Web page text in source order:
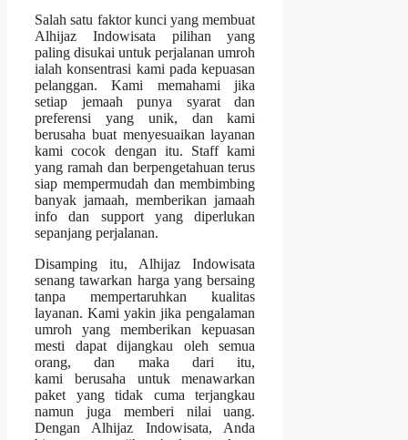
Salah satu faktor kunci yang membuat
Alhijaz Indowisata pilihan yang
paling disukai untuk perjalanan umroh
ialah konsentrasi kami pada kepuasan
pelanggan. Kami memahami jika
setiap jemaah punya syarat dan
preferensi yang unik, dan kami
berusaha buat menyesuaikan layanan
kami cocok dengan itu. Staff kami
yang ramah dan berpengetahuan terus
siap mempermudah dan membimbing
banyak jamaah, memberikan jamaah
info dan support yang diperlukan
sepanjang perjalanan.
Disamping itu, Alhijaz Indowisata
senang tawarkan harga yang bersaing
tanpa mempertaruhkan kualitas
layanan. Kami yakin jika pengalaman
umroh yang memberikan kepuasan
mesti dapat dijangkau oleh semua
orang, dan maka dari itu,
kami berusaha untuk menawarkan
paket yang tidak cuma terjangkau
namun juga memberi nilai uang.
Dengan Alhijaz Indowisata, Anda